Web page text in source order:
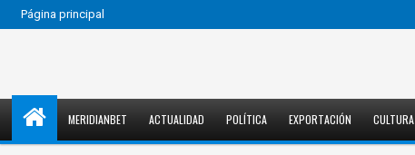
Página principal
MERIDIANBET ACTUALIDAD POLÍTICA EXPORTACIÓN CULTURA